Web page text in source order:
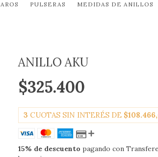
AROS PULSERAS MEDIDAS DE ANILLOS
ANILLO AKU
$325.400
3 CUOTAS SIN INTERÉS DE
15% de descuento pagando con